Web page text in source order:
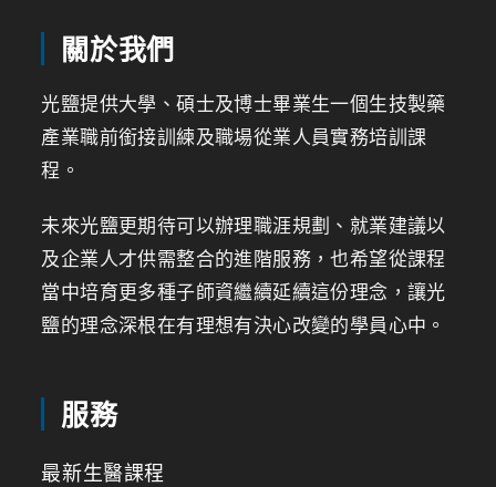
關於我們
光鹽提供大學、碩士及博士畢業生一個生技製藥
產業職前銜接訓練及職場從業人員實務培訓課
程。
未來光鹽更期待可以辦理職涯規劃、就業建議以
及企業人才供需整合的進階服務，也希望從課程
當中培育更多種子師資繼續延續這份理念，讓光
鹽的理念深根在有理想有決心改變的學員心中。
服務
最新生醫課程